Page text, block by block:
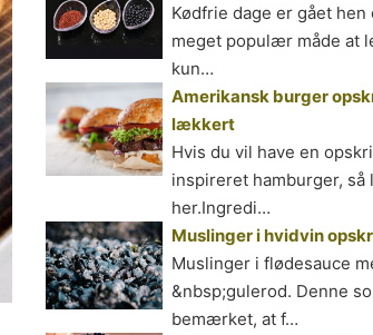
Kødfrie dage er gået
meget populær måde at
kun…
Amerikansk burger
lækkert
Hvis du vil have en
inspireret hamburger,
her.Ingredi…
Muslinger i hvidvin
Muslinger i flødesauce
&nbsp;gulerod. Denne
bemærket, at f…